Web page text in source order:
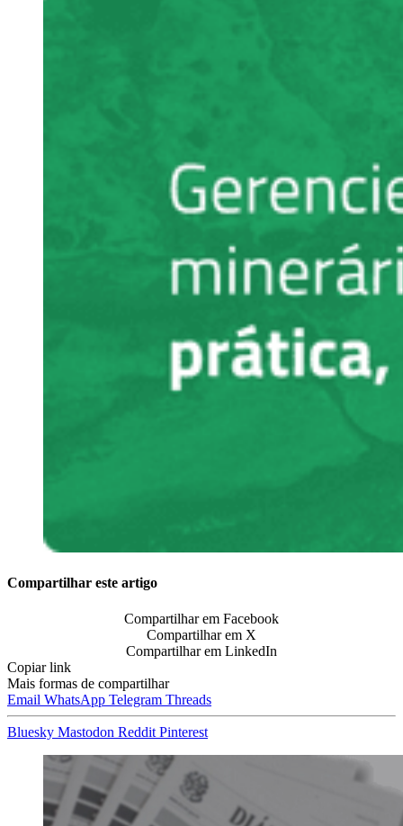
Compartilhar este artigo
Compartilhar em Facebook
Compartilhar em X
Compartilhar em LinkedIn
Copiar link
Mais formas de compartilhar
Email WhatsApp Telegram Threads
Bluesky Mastodon Reddit Pinterest